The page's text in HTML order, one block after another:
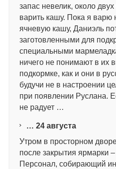
запас невелик, около
варить кашу. Пока я варю
ячневую кашу, Даниэль
заготовленными для
специальными
ничего не понимают в их
подкормке, как и они в
будучи не в настроении
при появлении Руслана.
не радует …
… 24августа
Утром в просторном
после закрытия ярмарки
Персонал, собирающий